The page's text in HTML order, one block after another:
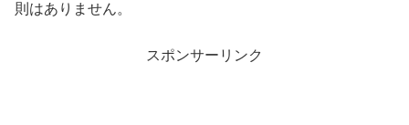
則はありません。
スポンサーリンク